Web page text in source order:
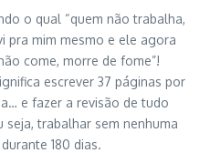
o qual “quem não trabalha,
pra mim mesmo e ele agora
come, morre de fome”!
escrever 37 páginas por
e fazer a revisão de tudo
seja, trabalhar sem nenhuma
180 dias.